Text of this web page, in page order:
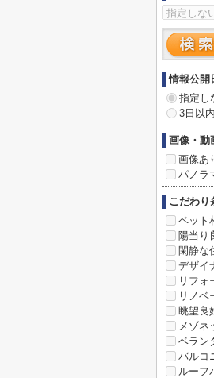
情報公開
指定し
3日以内
画像・動
画像あ
パノラ
こだわり
ペット
陽当り
閑静な
デザイ
リフォ
リノベ
眺望良
メゾネ
ベラン
バルコ
ルーフ